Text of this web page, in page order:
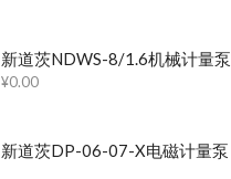
新道茨NDWS-8/1.6机械计量泵
¥0.00
新道茨DP-06-07-X电磁计量泵